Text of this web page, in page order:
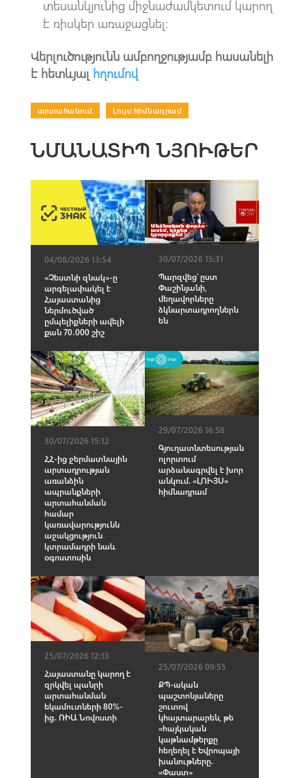
տեսանկյունից միջնաժամկետում կարող
է ռիսկեր առաջացնել։
Վերլուծությունն ամբողջությամբ հասանելի
է հետևյալ հղումով
արտահանում Լույս հիմնադրամ
ՆՄԱՆԱՏԻՊ ՆՅՈՒԹԵՐ
04/08/2026 13:54
«Չեստնի զնակ»-ը
արգելափակել է
Հայաստանից
ներմուծված
ըմպելիքների ավելի
քան 70․000 շիշ
30/07/2026 15:31
Պարզվեց՝ ըստ
Փաշինյանի,
մեղավորները
ձկնարտադրողներն
են
30/07/2026 15:12
ՀՀ-ից ջերմատնային
արտադրության
առանձին
ապրանքների
արտահանման
համար
կառավարությունն
աջակցություն
կտրամադրի նաև
օգոստոսին
29/07/2026 16:58
Գյուղատնտեսության
ոլորտում
արձանագրվել է խոր
անկում. «ԼՈՒՅՍ»
հիմնադրամ
25/07/2026 12:13
Հայաստանը կարող է
զրկվել պանրի
արտահանման
եկամուտների 80%-
ից․ ՌԻԱ Նովոստի
25/07/2026 09:55
ՔՊ-ական
պաշտոնյաները
շուտով
կհայտարարեն, թե
«հայկական
կաթնամթերքը
հեղեղել է Եվրոպայի
խանութները.
«Փաստ»